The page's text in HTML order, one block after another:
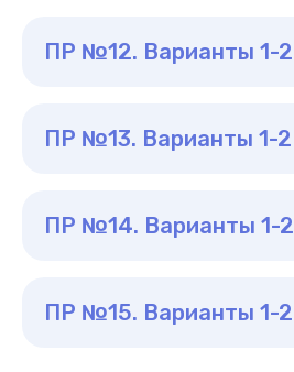
ПР №12. Варианты 1-2
ПР №13. Варианты 1-2
ПР №14. Варианты 1-2
ПР №15. Варианты 1-2